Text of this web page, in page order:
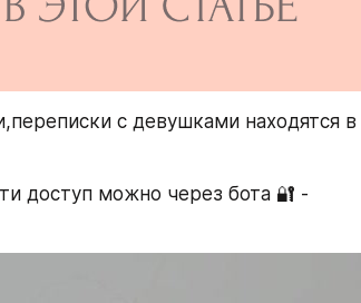
с девушками находятся в